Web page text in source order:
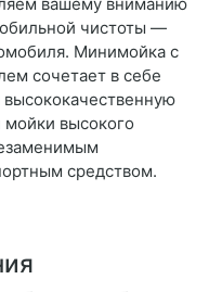
чистоты —
Минимойка с
сочетает в себе
мойки высокого
средством.